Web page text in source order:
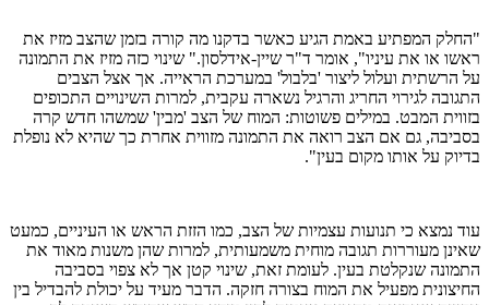
"החלק המפתיע באמת הגיע כאשר בדקנו מה קורה בזמן שהצב מזיז את
ראשו או את עיניו", אומר ד"ר שיין-אידלסון." שינוי כזה מזיז את התמונה
על הרשתית ועלול ליצור 'בלבול' במערכת הראייה. אך אצל הצבים
התגובה לגירוי החריג והרגיל נשארה עקבית, למרות השינויים התכופים
בזווית המבט. במילים פשוטות: המוח של הצב 'מבין' שמשהו חדש קרה
בסביבה, גם אם הצב רואה את התמונה מזווית אחרת כך שהיא לא נופלת
בדיוק על אותו מקום בעין".
עוד נמצא כי תנועות עצמיות של הצב, כמו הזזת הראש או העיניים, כמעט
שאינן מעוררות תגובה מוחית משמעותית, למרות שהן משנות מאוד את
התמונה שנקלטת בעין. לעומת זאת, שינוי קטן אך לא צפוי בסביבה
החיצונית מפעיל את המוח בצורה חזקה. הדבר מעיד על יכולת להבדיל בין